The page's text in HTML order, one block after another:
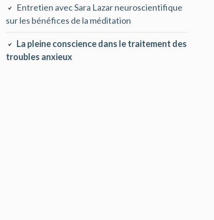
Entretien avec Sara Lazar neuroscientifique
sur les bénéfices de la méditation
La pleine conscience dans le traitement des
troubles anxieux